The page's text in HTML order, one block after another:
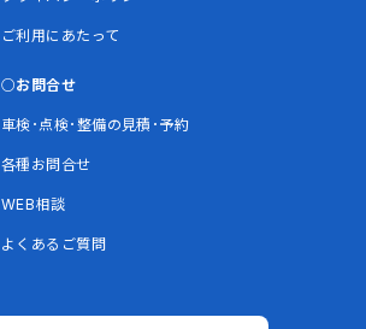
ご利用にあたって
お問合せ
車検･点検･整備の見積･予約
各種お問合せ
WEB相談
よくあるご質問